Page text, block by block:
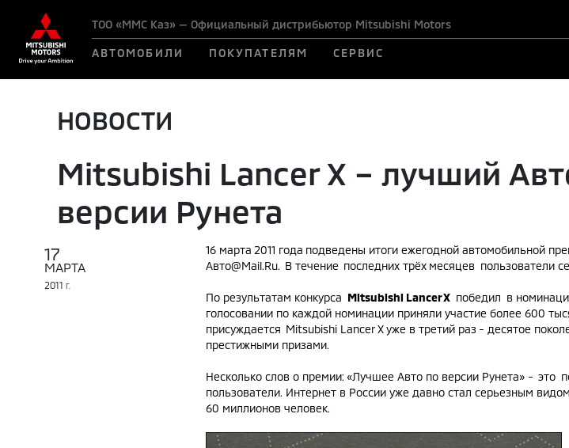
ТОО «ММС Каз» — Официальный дистрибьютор Mitsubishi Motors
АВТОМОБИЛИ ПОКУПАТЕЛЯМ СЕРВИС
НОВОСТИ
Mitsubishi Lancer X – лучший
версии Рунета
17
МАРТА
2011 Г.
16 марта 2011 года подведены итоги ежегодной автомобильной
Авто@Mail.Ru. В течение последних трёх месяцев пользователи
По результатам конкурса Mitsubishi Lancer Х победил в
голосовании по каждой номинации приняли участие более 600
присуждается Mitsubishi Lancer X уже в третий раз - десятое
престижными призами.
Несколько слов о премии: «Лучшее Авто по версии Рунета» - это
пользователи. Интернет в России уже давно стал серьезным
60 миллионов человек.